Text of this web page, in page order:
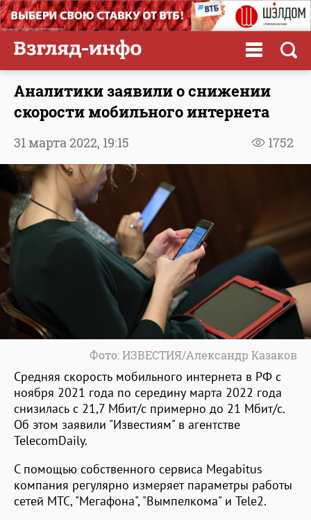
Аналитики заявили о снижении
скорости мобильного интернета
1752
31 марта 2022, 19:15
Фото: ИЗВЕСТИЯ/Александр Казаков
Средняя скорость мобильного интернета в РФ с
ноября 2021 года по середину марта 2022 года
снизилась с 21,7 Мбит/с примерно до 21 Мбит/с.
Об этом заявили "Известиям" в агентстве
TelecomDaily.
C помощью собственного сервиса Megabitus
компания регулярно измеряет параметры работы
сетей МТС, "Мегафона", "Вымпелкома" и Tele2.